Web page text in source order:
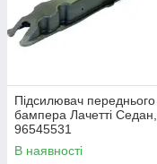
Підсилювач переднього
бампера Лачетті Седан,
96545531
В наявності